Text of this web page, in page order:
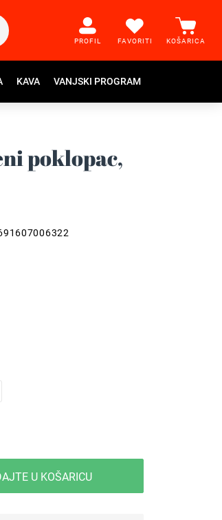
PROFIL FAVORITI KOŠARICA
KAVA VANJSKI PROGRAM
poklopac,
U KOŠARICU